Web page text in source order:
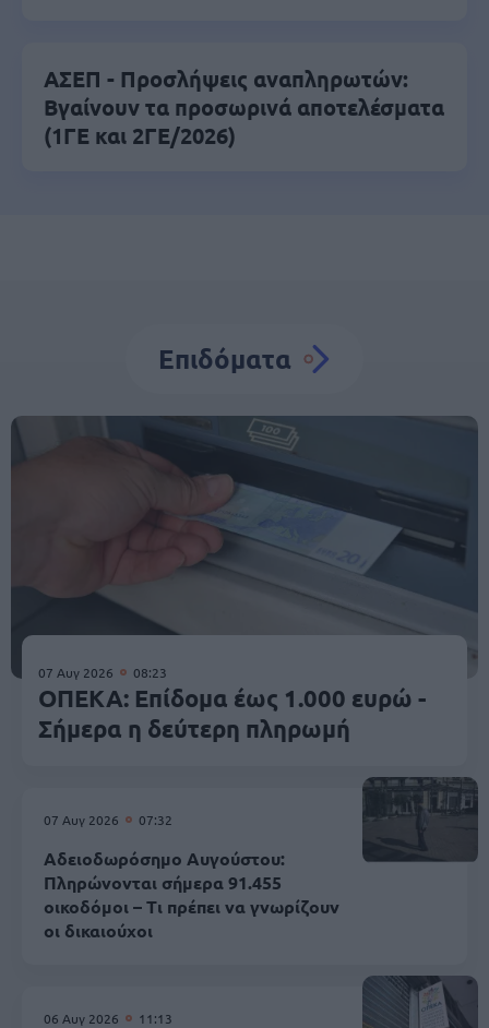
ΑΣΕΠ - Προσλήψεις αναπληρωτών:
Βγαίνουν τα προσωρινά αποτελέσματα
(1ΓΕ και 2ΓΕ/2026)
Επιδόματα
07 Αυγ 2026 08:23
ΟΠΕΚΑ: Επίδομα έως 1.000 ευρώ -
Σήμερα η δεύτερη πληρωμή
07 Αυγ 2026 07:32
Αδειοδωρόσημο Αυγούστου:
Πληρώνονται σήμερα 91.455
οικοδόμοι – Τι πρέπει να γνωρίζουν
οι δικαιούχοι
06 Αυγ 2026 11:13